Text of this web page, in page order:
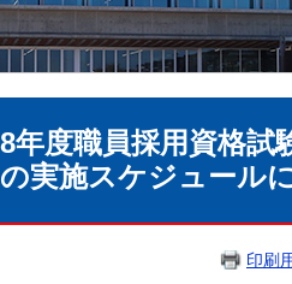
年度職員採用資格試
実施スケジュール
印刷